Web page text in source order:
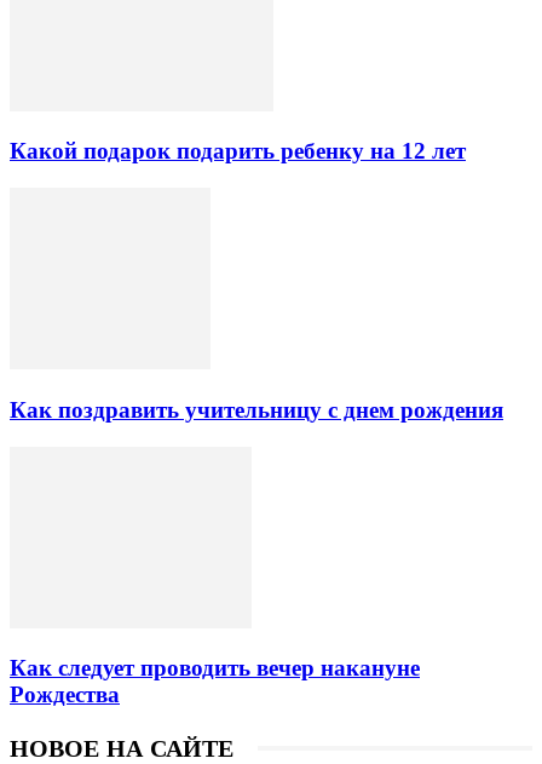
Какой подарок подарить ребенку на 12 лет
Как поздравить учительницу с днем рождения
Как следует проводить вечер накануне
Рождества
НОВОЕ НА САЙТЕ